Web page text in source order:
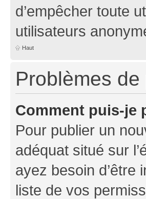
d’empêcher toute
utilisateurs
Haut
Problèmes
Comment puis-je
Pour publier un
adéquat situé sur
ayez besoin d’être
liste de vos